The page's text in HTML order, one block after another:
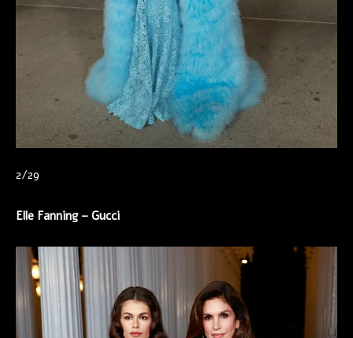
2/29
Elle Fanning – Gucci